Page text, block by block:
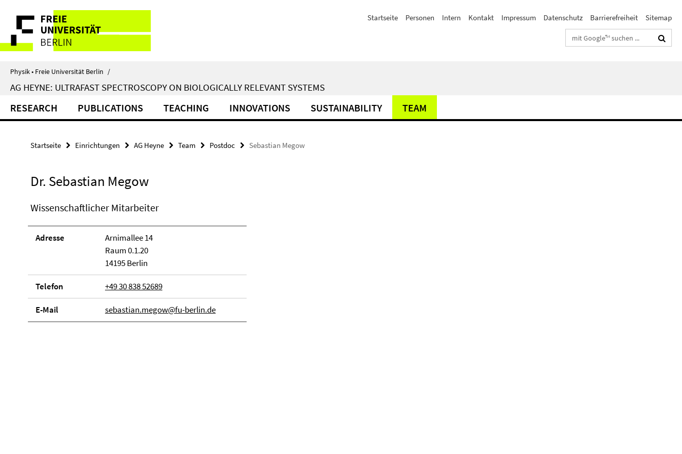
direkt
Inhalt
Service-
Navigation
Startseite Personen Intern Kontakt Impressum Datenschutz Barrierefreiheit
Sitemap
Suchbegriffe
Physik • Freie Universität Berlin /
AG HEYNE: ULTRAFAST SPECTROSCOPY ON BIOLOGICALLY RELEVANT SYSTEMS
RESEARCH PUBLICATIONS TEACHING INNOVATIONS SUSTAINABILITY TEAM
Startseite Einrichtungen AG Heyne Team Postdoc Sebastian Megow
Dr. Sebastian Megow
Wissenschaftlicher Mitarbeiter
Adresse
Arnimallee 14
Raum 0.1.20
14195 Berlin
Telefon +49 30 838 52689
E-Mail sebastian.megow@fu-berlin.de